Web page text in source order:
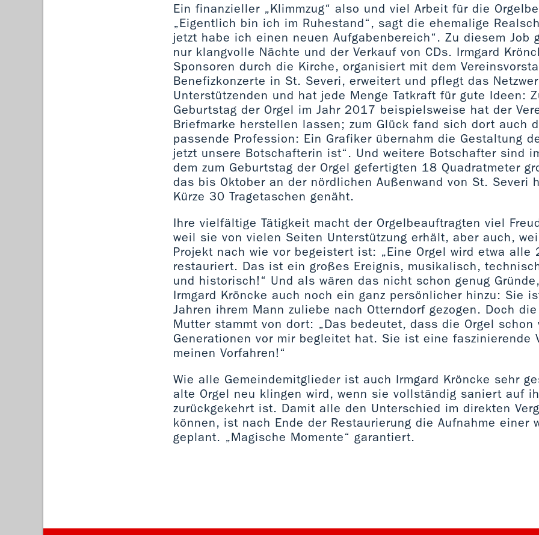
Ein finanzieller „Klimmzug“ also und viel Arbeit für die
„Eigentlich bin ich im Ruhestand“, sagt die ehemalige
jetzt habe ich einen neuen Aufgabenbereich“. Zu diesem Job
nur klangvolle Nächte und der Verkauf von CDs. Irmgard
Sponsoren durch die Kirche, organisiert mit dem
Benefizkonzerte in St. Severi, erweitert und pflegt das
Unterstützenden und hat jede Menge Tatkraft für gute Ideen:
Geburtstag der Orgel im Jahr 2017 beispielsweise hat der
Briefmarke herstellen lassen; zum Glück fand sich dort auch
passende Profession: Ein Grafiker übernahm die Gestaltung
jetzt unsere Botschafterin ist“. Und weitere Botschafter sind
dem zum Geburtstag der Orgel gefertigten 18 Quadratmeter
das bis Oktober an der nördlichen Außenwand von St. Severi
Kürze 30 Tragetaschen genäht.
Ihre vielfältige Tätigkeit macht der Orgelbeauftragten viel
weil sie von vielen Seiten Unterstützung erhält, aber auch,
Projekt nach wie vor begeistert ist: „Eine Orgel wird etwa alle
restauriert. Das ist ein großes Ereignis, musikalisch,
und historisch!“ Und als wären das nicht schon genug
Irmgard Kröncke auch noch ein ganz persönlicher hinzu: Sie
Jahren ihrem Mann zuliebe nach Otterndorf gezogen. Doch
Mutter stammt von dort: „Das bedeutet, dass die Orgel schon
Generationen vor mir begleitet hat. Sie ist eine faszinierende
meinen Vorfahren!“
Wie alle Gemeindemitglieder ist auch Irmgard Kröncke sehr
alte Orgel neu klingen wird, wenn sie vollständig saniert auf
zurückgekehrt ist. Damit alle den Unterschied im direkten
können, ist nach Ende der Restaurierung die Aufnahme einer
geplant. „Magische Momente“ garantiert.